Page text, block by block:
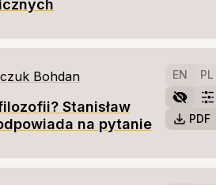
EN PL
PDF
Bohdan
Stanisław
na pytanie